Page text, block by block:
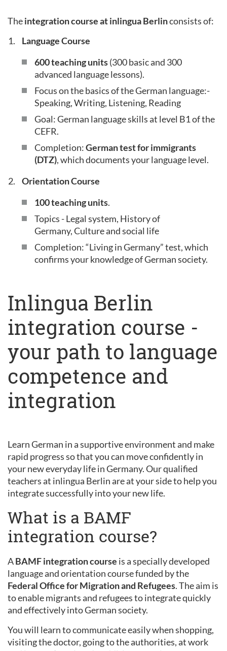
Theintegration course at inlingua Berlinconsists of:
Language Course
600 teaching units(300 basic and 300
advanced language lessons).
Focus on the basics of the German language:-
Speaking, Writing, Listening, Reading
Goal: German language skills at level B1 of the
CEFR.
Completion:German test for immigrants
(DTZ), which documents your language level.
Orientation Course
100 teaching units.
Topics - Legal system, History of
Germany, Culture and social life
Completion: “Living in Germany” test, which
confirms your knowledge of German society.
Inlingua Berlin
integration course -
your path to language
competence and
integration
Learn German in a supportive environment and make
rapid progress so that you can move confidently in
your new everyday life in Germany. Our qualified
teachers at inlingua Berlin are at your side to help you
integrate successfully into your new life.
What is a BAMF
integration course?
ABAMF integration course is a specially developed
language and orientation course funded by the
Federal Office for Migration and Refugees. The aim is
to enable migrants and refugees to integrate quickly
and effectively into German society.
You will learn to communicate easily when shopping,
visiting the doctor, going to the authorities, at work